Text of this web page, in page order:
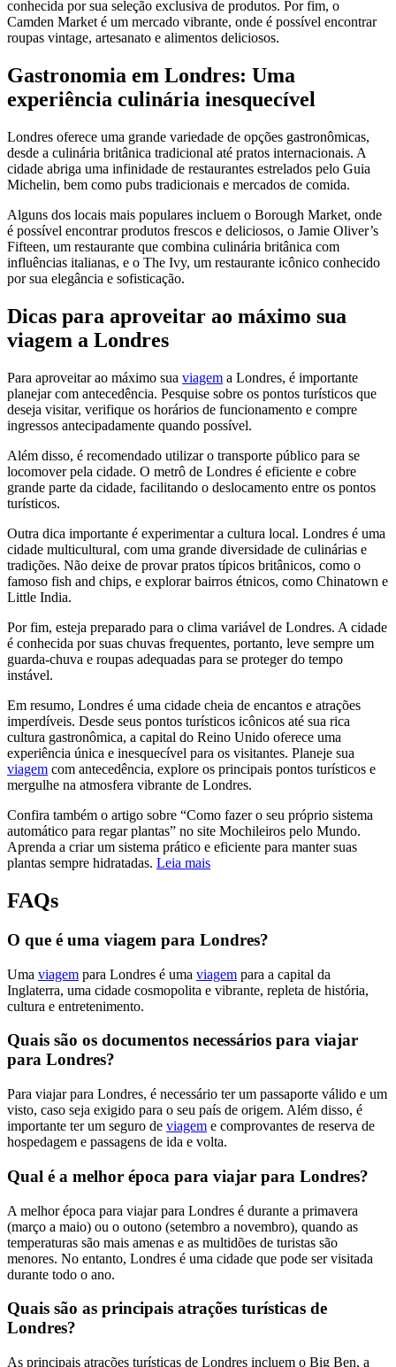
conhecida por sua seleção exclusiva de produtos. Por fim, o
Camden Market é um mercado vibrante, onde é possível encontrar
roupas vintage, artesanato e alimentos deliciosos.
Gastronomia em Londres: Uma
experiência culinária inesquecível
Londres oferece uma grande variedade de opções gastronômicas,
desde a culinária britânica tradicional até pratos internacionais. A
cidade abriga uma infinidade de restaurantes estrelados pelo Guia
Michelin, bem como pubs tradicionais e mercados de comida.
Alguns dos locais mais populares incluem o Borough Market, onde
é possível encontrar produtos frescos e deliciosos, o Jamie Oliver’s
Fifteen, um restaurante que combina culinária britânica com
influências italianas, e o The Ivy, um restaurante icônico conhecido
por sua elegância e sofisticação.
Dicas para aproveitar ao máximo sua
viagem a Londres
Para aproveitar ao máximo sua viagem a Londres, é importante
planejar com antecedência. Pesquise sobre os pontos turísticos que
deseja visitar, verifique os horários de funcionamento e compre
ingressos antecipadamente quando possível.
Além disso, é recomendado utilizar o transporte público para se
locomover pela cidade. O metrô de Londres é eficiente e cobre
grande parte da cidade, facilitando o deslocamento entre os pontos
turísticos.
Outra dica importante é experimentar a cultura local. Londres é uma
cidade multicultural, com uma grande diversidade de culinárias e
tradições. Não deixe de provar pratos típicos britânicos, como o
famoso fish and chips, e explorar bairros étnicos, como Chinatown e
Little India.
Por fim, esteja preparado para o clima variável de Londres. A cidade
é conhecida por suas chuvas frequentes, portanto, leve sempre um
guarda-chuva e roupas adequadas para se proteger do tempo
instável.
Em resumo, Londres é uma cidade cheia de encantos e atrações
imperdíveis. Desde seus pontos turísticos icônicos até sua rica
cultura gastronômica, a capital do Reino Unido oferece uma
experiência única e inesquecível para os visitantes. Planeje sua
viagem com antecedência, explore os principais pontos turísticos e
mergulhe na atmosfera vibrante de Londres.
Confira também o artigo sobre “Como fazer o seu próprio sistema
automático para regar plantas” no site Mochileiros pelo Mundo.
Aprenda a criar um sistema prático e eficiente para manter suas
plantas sempre hidratadas. Leia mais
FAQs
O que é uma viagem para Londres?
Uma viagem para Londres é uma viagem para a capital da
Inglaterra, uma cidade cosmopolita e vibrante, repleta de história,
cultura e entretenimento.
Quais são os documentos necessários para viajar
para Londres?
Para viajar para Londres, é necessário ter um passaporte válido e um
visto, caso seja exigido para o seu país de origem. Além disso, é
importante ter um seguro de viagem e comprovantes de reserva de
hospedagem e passagens de ida e volta.
Qual é a melhor época para viajar para Londres?
A melhor época para viajar para Londres é durante a primavera
(março a maio) ou o outono (setembro a novembro), quando as
temperaturas são mais amenas e as multidões de turistas são
menores. No entanto, Londres é uma cidade que pode ser visitada
durante todo o ano.
Quais são as principais atrações turísticas de
Londres?
As principais atrações turísticas de Londres incluem o Big Ben, a